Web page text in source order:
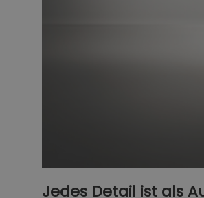
Jedes Detail ist als